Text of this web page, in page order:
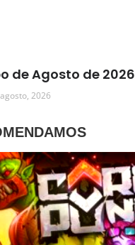
de Agosto de 2026
2026